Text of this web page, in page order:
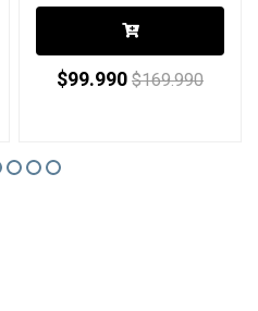
$99.990 $169.990